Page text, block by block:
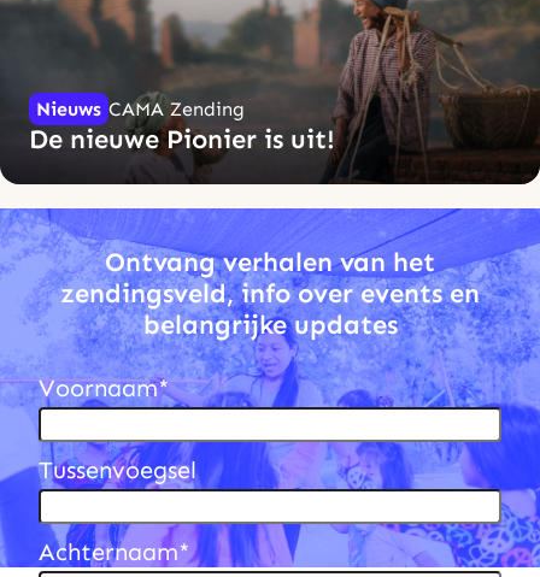
De nieuwe Pionier is uit!
Nieuws CAMA Zending
Lees meer
Ontvang verhalen van het
zendingsveld, info over events en
belangrijke updates
Voornaam*
Tussenvoegsel
Achternaam*